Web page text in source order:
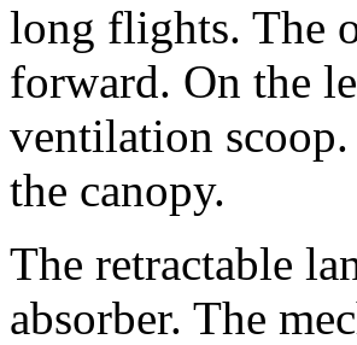
long flights. The
forward. On the
ventilation
the canopy.
The retractable
absorber. The